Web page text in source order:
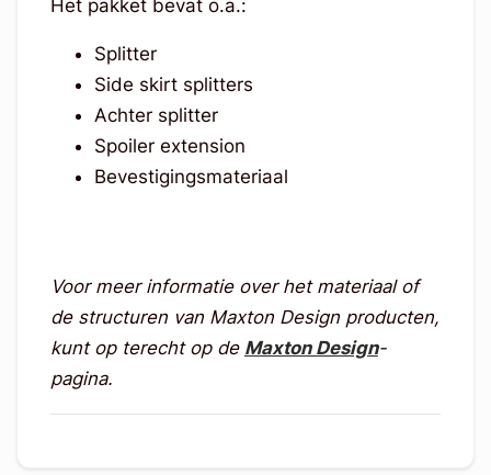
Het pakket bevat o.a.:
Splitter
Side skirt splitters
Achter splitter
Spoiler extension
Bevestigingsmateriaal
Voor meer informatie over het materiaal of
de structuren van Maxton Design producten,
kunt op terecht op de Maxton Design-
pagina.